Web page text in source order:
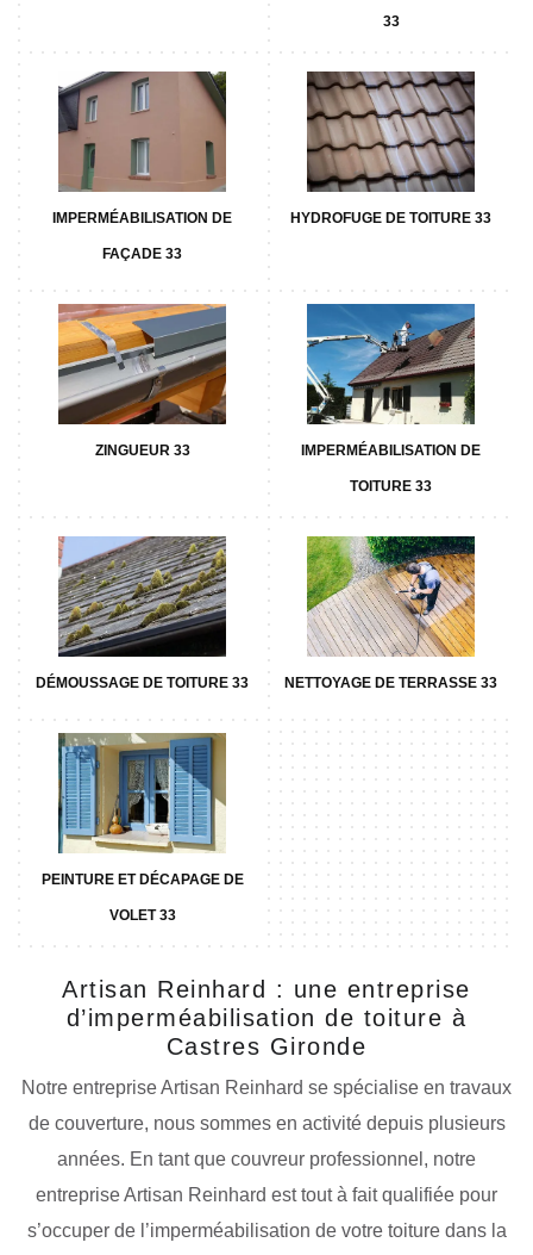
33
IMPERMÉABILISATION DE
FAÇADE 33
HYDROFUGE DE TOITURE 33
ZINGUEUR 33 IMPERMÉABILISATION DE
TOITURE 33
DÉMOUSSAGE DE TOITURE 33 NETTOYAGE DE TERRASSE 33
PEINTURE ET DÉCAPAGE DE
VOLET 33
Artisan Reinhard : une entreprise
d’imperméabilisation de toiture à
Castres Gironde
Notre entreprise Artisan Reinhard se spécialise en travaux
de couverture, nous sommes en activité depuis plusieurs
années. En tant que couvreur professionnel, notre
entreprise Artisan Reinhard est tout à fait qualifiée pour
s’occuper de l’imperméabilisation de votre toiture dans la